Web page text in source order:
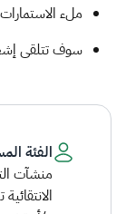
ملء
سوف تتلقى
الفئة
منشآت